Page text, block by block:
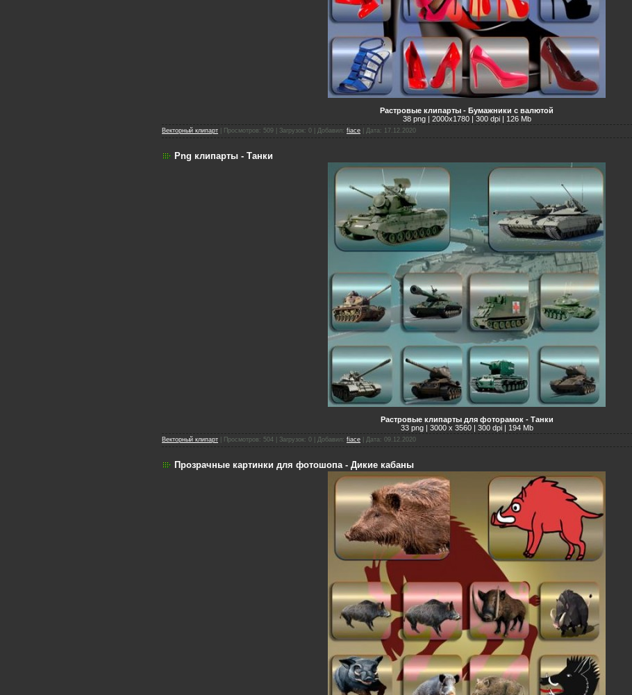
Растровые клипарты - Бумажники с валютой
38 png | 2000х1780 | 300 dpi | 126 Mb
Векторный клипарт | Просмотров: 509 | Загрузок: 0 | Добавил: fiace | Дата: 17.12.2020
Png клипарты - Танки
Растровые клипарты для фоторамок - Танки
33 png | 3000 х 3560 | 300 dpi | 194 Mb
Векторный клипарт | Просмотров: 504 | Загрузок: 0 | Добавил: fiace | Дата: 09.12.2020
Прозрачные картинки для фотошопа - Дикие кабаны